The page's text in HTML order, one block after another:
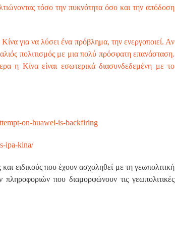
τόσο την πυκνότητα όσο και την απόδοση
για να λύσει ένα πρόβλημα, την ενεργοποιεί. Αν
πολιτισμός με μια πολύ πρόσφατη επανάσταση.
η Κίνα είναι εσωτερικά διασυνδεδεμένη με το
on-huawei-is-backfiring
ipa-kina/
ειδικούς που έχουν ασχοληθεί με τη γεωπολιτική
που διαμορφώνουν τις γεωπολιτικές